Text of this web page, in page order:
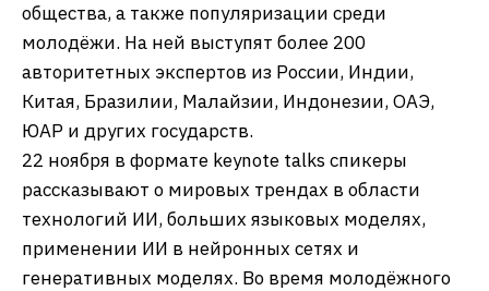
общества, а также популяризации среди
молодёжи. На ней выступят более 200
авторитетных экспертов из России, Индии,
Китая, Бразилии, Малайзии, Индонезии, ОАЭ,
ЮАР и других государств.
22 ноября в формате keynote talks спикеры
рассказывают о мировых трендах в области
технологий ИИ, больших языковых моделях,
применении ИИ в нейронных сетях и
генеративных моделях. Во время молодёжного